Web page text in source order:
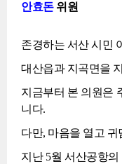
안효돈위원
존경하는 서산 시민
대산읍과 지곡면을
지금부터 본 의원은
니다.
다만, 마음을 열고
지난 5월 서산공항